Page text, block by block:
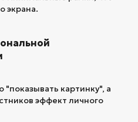
экрана.
картинку", а
эффект личного